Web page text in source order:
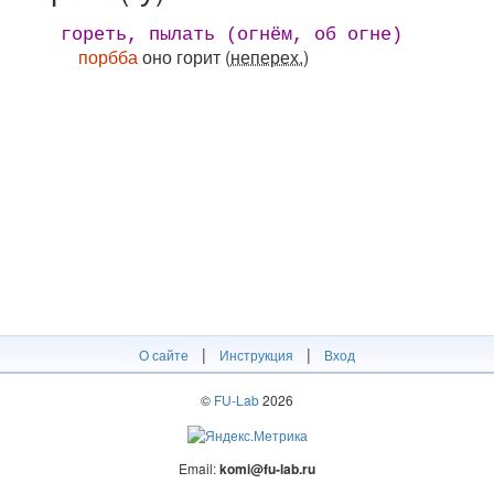
гореть, пылать (oгнём, oб oгнe)
порббаоно горит (неперех.)
О сайте | Инструкция | Вход
© FU-Lab2026
Email:komi@fu-lab.ru